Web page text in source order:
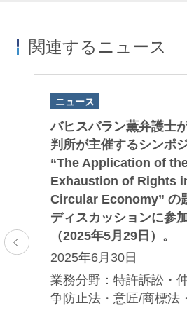
関連するニュース
ニュース
バヒスバラン薫弁護士
判所が主催するシンポ
“The Application of
Exhaustion of Rights
Circular Economy” の
ディスカッションに参
（2025年5月29日）。
2025年6月30日
業務分野：特許訴訟・
争防止法・意匠/商標